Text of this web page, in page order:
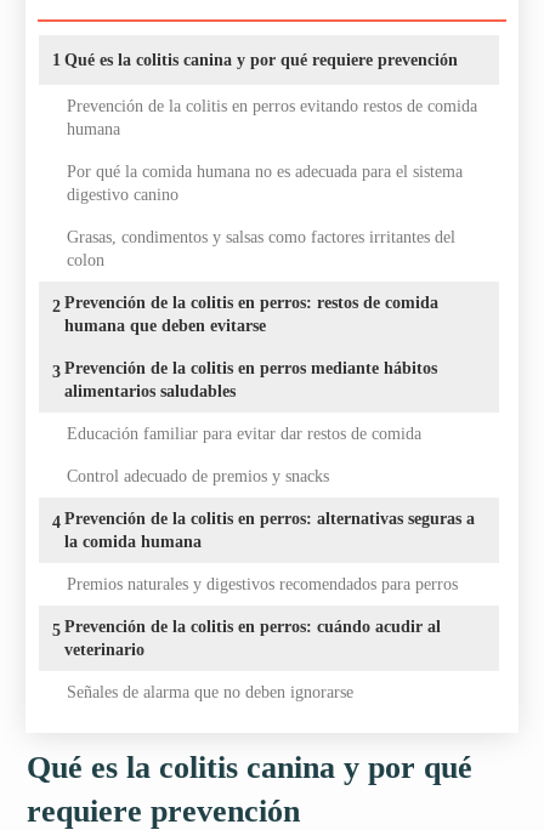
1 Qué es la colitis canina y por qué requiere prevención
Prevención de la colitis en perros evitando restos de comida
humana
Por qué la comida humana no es adecuada para el sistema
digestivo canino
Grasas, condimentos y salsas como factores irritantes del
colon
2 Prevención de la colitis en perros: restos de comida
humana que deben evitarse
3 Prevención de la colitis en perros mediante hábitos
alimentarios saludables
Educación familiar para evitar dar restos de comida
Control adecuado de premios y snacks
4 Prevención de la colitis en perros: alternativas seguras a
la comida humana
Premios naturales y digestivos recomendados para perros
5 Prevención de la colitis en perros: cuándo acudir al
veterinario
Señales de alarma que no deben ignorarse
Qué es la colitis canina y por qué
requiere prevención